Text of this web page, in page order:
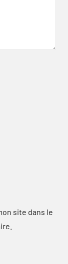
site dans le